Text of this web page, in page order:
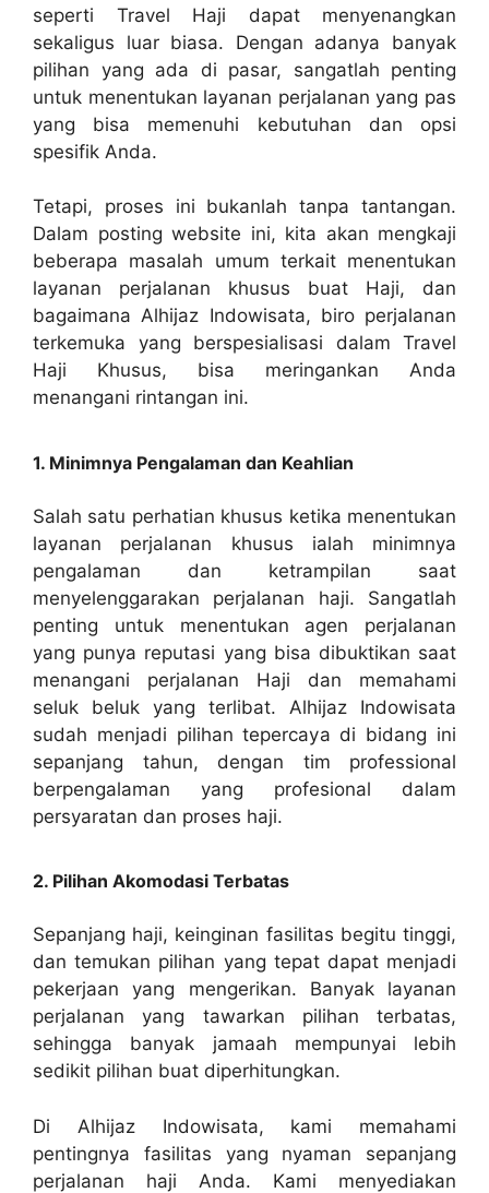
seperti Travel Haji dapat menyenangkan
sekaligus luar biasa. Dengan adanya banyak
pilihan yang ada di pasar, sangatlah penting
untuk menentukan layanan perjalanan yang pas
yang bisa memenuhi kebutuhan dan opsi
spesifik Anda.
Tetapi, proses ini bukanlah tanpa tantangan.
Dalam posting website ini, kita akan mengkaji
beberapa masalah umum terkait menentukan
layanan perjalanan khusus buat Haji, dan
bagaimana Alhijaz Indowisata, biro perjalanan
terkemuka yang berspesialisasi dalam Travel
Haji Khusus, bisa meringankan Anda
menangani rintangan ini.
1. Minimnya Pengalaman dan Keahlian
Salah satu perhatian khusus ketika menentukan
layanan perjalanan khusus ialah minimnya
pengalaman dan ketrampilan saat
menyelenggarakan perjalanan haji. Sangatlah
penting untuk menentukan agen perjalanan
yang punya reputasi yang bisa dibuktikan saat
menangani perjalanan Haji dan memahami
seluk beluk yang terlibat. Alhijaz Indowisata
sudah menjadi pilihan tepercaya di bidang ini
sepanjang tahun, dengan tim professional
berpengalaman yang profesional dalam
persyaratan dan proses haji.
2. Pilihan Akomodasi Terbatas
Sepanjang haji, keinginan fasilitas begitu tinggi,
dan temukan pilihan yang tepat dapat menjadi
pekerjaan yang mengerikan. Banyak layanan
perjalanan yang tawarkan pilihan terbatas,
sehingga banyak jamaah mempunyai lebih
sedikit pilihan buat diperhitungkan.
Di Alhijaz Indowisata, kami memahami
pentingnya fasilitas yang nyaman sepanjang
perjalanan haji Anda. Kami menyediakan